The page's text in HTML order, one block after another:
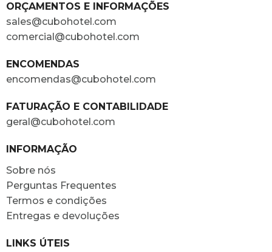
ORÇAMENTOS E INFORMAÇÕES
sales@cubohotel.com
comercial@cubohotel.com
ENCOMENDAS
encomendas@cubohotel.com
FATURAÇÃO E CONTABILIDADE
geral@cubohotel.com
INFORMAÇÃO
Sobre nós
Perguntas Frequentes
Termos e condições
Entregas e devoluções
LINKS ÚTEIS